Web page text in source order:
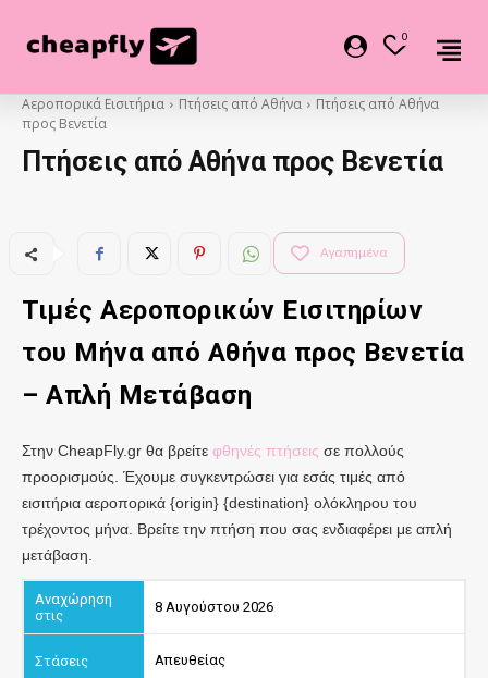
0
Αεροπορικά Εισιτήρια Πτήσεις από Αθήνα
Πτήσεις από Αθήνα
προς Βενετία
Πτήσεις από Αθήνα προς Βενετία
Αγαπημένα
Τιμές Αεροπορικών Εισιτηρίων
του Μήνα από Αθήνα προς Βενετία
– Απλή Μετάβαση
Στην CheapFly.gr θα βρείτε φθηνές πτήσεις σε πολλούς
προορισμούς. Έχουμε συγκεντρώσει για εσάς τιμές από
εισιτήρια αεροπορικά {origin} {destination} ολόκληρου του
τρέχοντος μήνα. Βρείτε την πτήση που σας ενδιαφέρει με απλή
μετάβαση.
8 Αυγούστου 2026
Απευθείας